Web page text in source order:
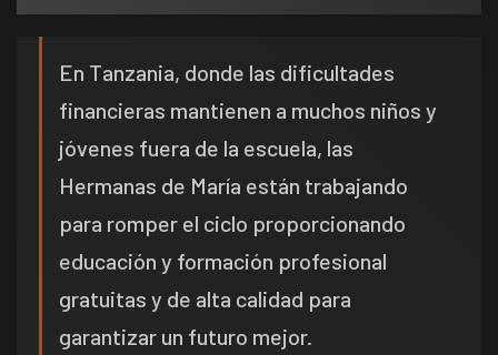
En Tanzania, donde las dificultades
financieras mantienen a muchos niños y
jóvenes fuera de la escuela, las
Hermanas de María están trabajando
para romper el ciclo proporcionando
educación y formación profesional
gratuitas y de alta calidad para
garantizar un futuro mejor.